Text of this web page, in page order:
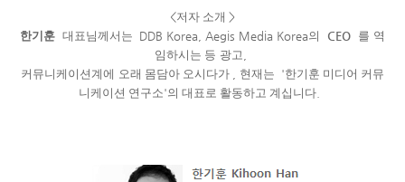
<저자 소개 >
한기훈 대표님께서는 DDB Korea, Aegis Media Korea의 CEO 를 역
임하시는 등 광고
커뮤니케이션계에 오래 몸담아 오시다가 현재는 '한기훈 미디어 커뮤
니케이션 연구소'의 대표로 활동하고 계십니다.